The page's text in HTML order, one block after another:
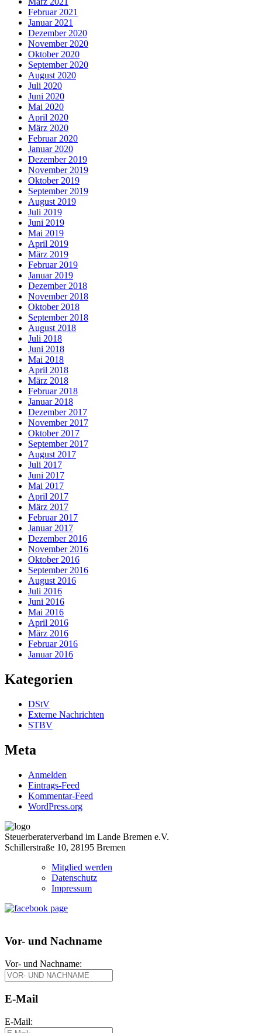
Februar 2021
Januar 2021
Dezember 2020
November 2020
Oktober 2020
September 2020
August 2020
Juli 2020
Juni 2020
Mai 2020
April 2020
März 2020
Februar 2020
Januar 2020
Dezember 2019
November 2019
Oktober 2019
September 2019
August 2019
Juli 2019
Juni 2019
Mai 2019
April 2019
März 2019
Februar 2019
Januar 2019
Dezember 2018
November 2018
Oktober 2018
September 2018
August 2018
Juli 2018
Juni 2018
Mai 2018
April 2018
März 2018
Februar 2018
Januar 2018
Dezember 2017
November 2017
Oktober 2017
September 2017
August 2017
Juli 2017
Juni 2017
Mai 2017
April 2017
März 2017
Februar 2017
Januar 2017
Dezember 2016
November 2016
Oktober 2016
September 2016
August 2016
Juli 2016
Juni 2016
Mai 2016
April 2016
März 2016
Februar 2016
Januar 2016
Kategorien
DStV
Externe Nachrichten
STBV
Meta
Anmelden
Eintrags-Feed
Kommentar-Feed
WordPress.org
Steuerberaterverband im Lande Bremen e.V.
Schillerstraße 10, 28195 Bremen
Mitglied werden
Datenschutz
Impressum
Vor- und Nachname
Vor- und Nachname:
E-Mail
E-Mail: